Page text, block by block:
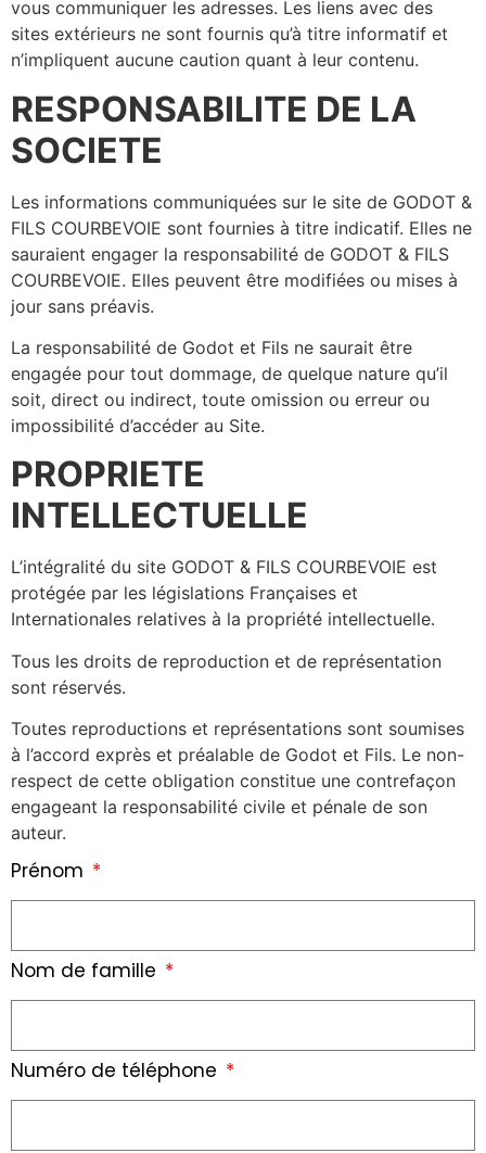
vous communiquer les adresses. Les liens avec des
sites extérieurs ne sont fournis qu’à titre informatif et
n’impliquent aucune caution quant à leur contenu.
RESPONSABILITE DE LA
SOCIETE
Les informations communiquées sur le site de GODOT &
FILS COURBEVOIE sont fournies à titre indicatif. Elles ne
sauraient engager la responsabilité de GODOT & FILS
COURBEVOIE. Elles peuvent être modifiées ou mises à
jour sans préavis.
La responsabilité de Godot et Fils ne saurait être
engagée pour tout dommage, de quelque nature qu’il
soit, direct ou indirect, toute omission ou erreur ou
impossibilité d’accéder au Site.
PROPRIETE
INTELLECTUELLE
L’intégralité du site GODOT & FILS COURBEVOIE est
protégée par les législations Françaises et
Internationales relatives à la propriété intellectuelle.
Tous les droits de reproduction et de représentation
sont réservés.
Toutes reproductions et représentations sont soumises
à l’accord exprès et préalable de Godot et Fils. Le non-
respect de cette obligation constitue une contrefaçon
engageant la responsabilité civile et pénale de son
auteur.
Prénom
Nom de famille
Numéro de téléphone